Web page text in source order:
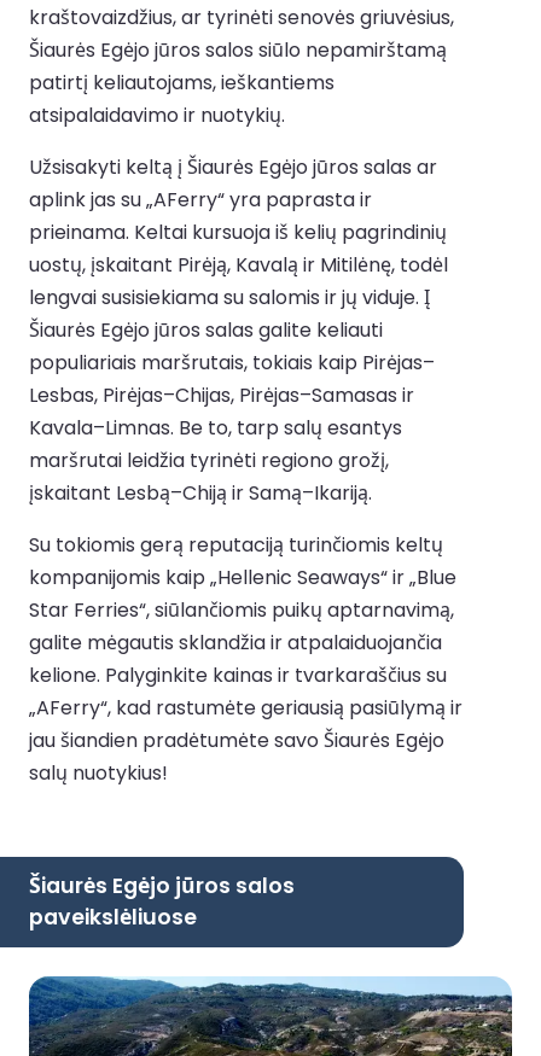
kraštovaizdžius, ar tyrinėti senovės griuvėsius,
Šiaurės Egėjo jūros salos siūlo nepamirštamą
patirtį keliautojams, ieškantiems
atsipalaidavimo ir nuotykių.
Užsisakyti keltą į Šiaurės Egėjo jūros salas ar
aplink jas su „AFerry“ yra paprasta ir
prieinama. Keltai kursuoja iš kelių pagrindinių
uostų, įskaitant Pirėją, Kavalą ir Mitilėnę, todėl
lengvai susisiekiama su salomis ir jų viduje. Į
Šiaurės Egėjo jūros salas galite keliauti
populiariais maršrutais, tokiais kaip Pirėjas–
Lesbas, Pirėjas–Chijas, Pirėjas–Samasas ir
Kavala–Limnas. Be to, tarp salų esantys
maršrutai leidžia tyrinėti regiono grožį,
įskaitant Lesbą–Chiją ir Samą–Ikariją.
Su tokiomis gerą reputaciją turinčiomis keltų
kompanijomis kaip „Hellenic Seaways“ ir „Blue
Star Ferries“, siūlančiomis puikų aptarnavimą,
galite mėgautis sklandžia ir atpalaiduojančia
kelione. Palyginkite kainas ir tvarkaraščius su
„AFerry“, kad rastumėte geriausią pasiūlymą ir
jau šiandien pradėtumėte savo Šiaurės Egėjo
salų nuotykius!
Šiaurės Egėjo jūros salos
paveikslėliuose